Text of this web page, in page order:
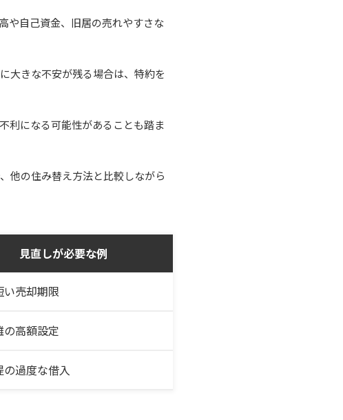
や自己資金、旧居の売れやすさな
大きな不安が残る場合は、特約を
利になる可能性があることも踏ま
他の住み替え方法と比較しながら
見直しが必要な例
い売却期限
の高額設定
の過度な借入